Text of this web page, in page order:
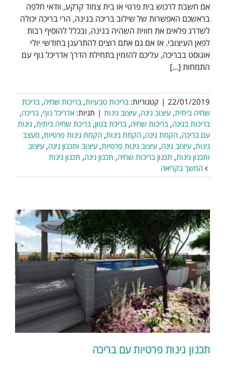
אם חשבת לרכוש בית פרטי או בית צמוד קרקע, וודאי חלפה
בראשכם האפשרות של שילוב בריכה בגינה, הרי בריכה יכולה
לשדרג פלאים את חווית השהיה בגינה, ובכלל להוסיף רבות
לפאן העיצובי. אז אם גם אתם רוצים להתרענן בחודשי יולי
אוגוסט בבריכה, עליכם להזמין בתחילת הדרך אדריכל נוף עם
התמחות [...]
22/01/2019
| קטגוריות: בריכות טבעיות, בריכות שחיה, בריכת
שחיה ביתית, עיצוב גינה, עיצוב גינות | תגיות: אדריכל נוף, בריכה,
בריכות בגינה, בריכות שחיה, בריכת בטון, בריכת שחיה ביתית, גינות
עם בריכה, הקמת גינה, הקמת גינות, הקמת גינות פרטיות, מעצב
גינות, עיצוב גינה, עיצוב גינות פרטיות, עיצוב ותכנון גינה, עיצוב
ותכנון גינות, תכנון בריכות שחיה, תכנון גינה, תכנון גינות
המשך בקריאה
תכנון גינות פרטיות עם בריכה